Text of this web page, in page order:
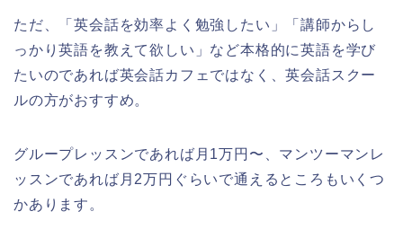
ただ、「英会話を効率よく勉強したい」「講師からし
っかり英語を教えて欲しい」など本格的に英語を学び
たいのであれば英会話カフェではなく、英会話スクー
ルの方がおすすめ。
グループレッスンであれば月1万円〜、マンツーマンレ
ッスンであれば月2万円ぐらいで通えるところもいくつ
かあります。